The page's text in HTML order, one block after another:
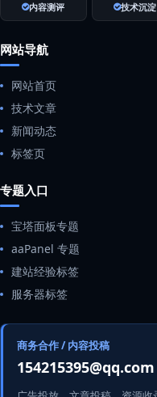
内容测评 技术沉淀
网站导航
网站首页
技术文章
新闻动态
标签页
专题入口
宝塔面板专题
aaPanel 专题
建站经验标签
服务器标签
商务合作 / 内容投稿
154215395@qq.com